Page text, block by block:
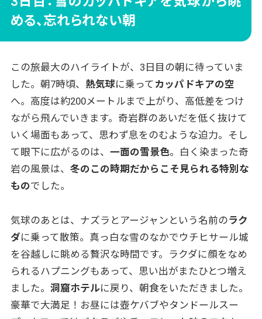
める、忘れられない朝
この旅最大のハイライトが、3日目の朝に待っていま
した。朝7時頃、 熱気球に乗って カッパドキアの空
へ。高度は約200メートルまで上がり、高低差をつけ
ながら飛んでいきます。奇岩群のあいだを低く抜けて
いく場面もあって、思わず息をのむような迫力。そし
て眼下に広がるのは、 一面の雪景色。白く染まった奇
岩の風景は、 冬のこの時期だからこそ見られる特別な
ものでした。
気球のあとは、ナズラとアージャンという名前のラク
ダに乗って散策。真っ白な雪のなかでウチヒサール城
を谷越しに眺める贅沢な時間です。ラクダに顔をなめ
られるハプニングもあって、思い出がまたひとつ増え
ました。 洞窟ホテルに戻り、朝食をいただきました。
豪華で大満足！お昼には壺ケバブやタンドールスー